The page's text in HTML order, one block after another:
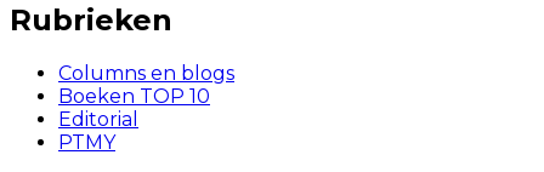
Rubrieken
Columns en blogs
Boeken TOP 10
Editorial
PTMY